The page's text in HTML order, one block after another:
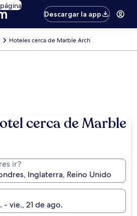
Descargar la app
Hoteles cerca de Marble Arch
cerca de Marble
ir?
Inglaterra, Reino Unido
vie., 21 de ago.